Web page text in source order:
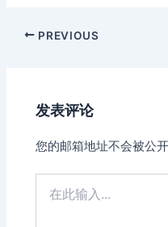
Post
PREVIOUS
发表评论
您的邮箱地址不会被公开